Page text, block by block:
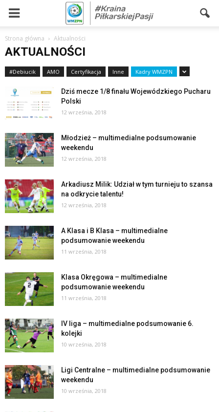
Strona główna Aktualności
AKTUALNOŚCI
#Debiucik AMO Certyfikacja Inne Kadry WMZPN
Dziś mecze 1/8 finału Wojewódzkiego Pucharu
Polski
12 września, 2018
Młodzież – multimedialne podsumowanie
weekendu
12 września, 2018
Arkadiusz Milik: Udział w tym turnieju to szansa
na odkrycie talentu!
12 września, 2018
A Klasa i B Klasa – multimedialne
podsumowanie weekendu
11 września, 2018
Klasa Okręgowa – multimedialne
podsumowanie weekendu
11 września, 2018
IV liga – multimedialne podsumowanie 6.
kolejki
10 września, 2018
Ligi Centralne – multimedialne podsumowanie
weekendu
10 września, 2018